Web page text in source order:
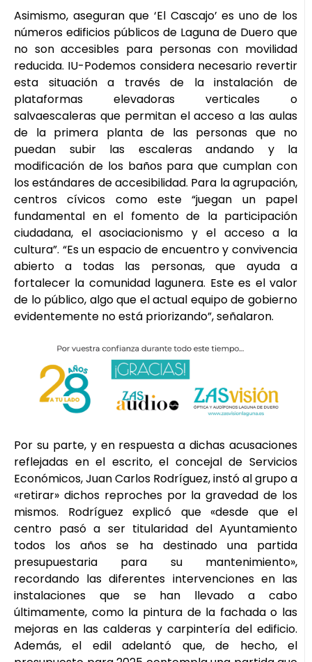
Asimismo, aseguran que ‘El Cascajo’ es uno de los
números edificios públicos de Laguna de Duero que
no son accesibles para personas con movilidad
reducida. IU-Podemos considera necesario revertir
esta situación a través de la instalación de
plataformas elevadoras verticales o
salvaescaleras que permitan el acceso a las aulas
de la primera planta de las personas que no
puedan subir las escaleras andando y la
modificación de los baños para que cumplan con
los estándares de accesibilidad. Para la agrupación,
centros cívicos como este “juegan un papel
fundamental en el fomento de la participación
ciudadana, el asociacionismo y el acceso a la
cultura”. “Es un espacio de encuentro y convivencia
abierto a todas las personas, que ayuda a
fortalecer la comunidad lagunera. Este es el valor
de lo público, algo que el actual equipo de gobierno
evidentemente no está priorizando”, señalaron.
Por su parte, y en respuesta a dichas acusaciones
reflejadas en el escrito, el concejal de Servicios
Económicos, Juan Carlos Rodríguez, instó al grupo a
«retirar» dichos reproches por la gravedad de los
mismos. Rodríguez explicó que «desde que el
centro pasó a ser titularidad del Ayuntamiento
todos los años se ha destinado una partida
presupuestaria para su mantenimiento»,
recordando las diferentes intervenciones en las
instalaciones que se han llevado a cabo
últimamente, como la pintura de la fachada o las
mejoras en las calderas y carpintería del edificio.
Además, el edil adelantó que, de hecho, el